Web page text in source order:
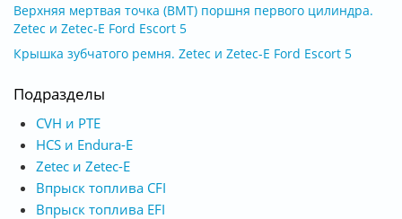
Верхняя мертвая точка (ВМТ) поршня первого цилиндра.
Zetec и Zetec-E Ford Escort 5
Крышка зубчатого ремня. Zetec и Zetec-E Ford Escort 5
Подразделы
CVH и РТЕ
HCS и Endura-E
Zetec и Zetec-E
Впрыск топлива CFI
Впрыск топлива EFI